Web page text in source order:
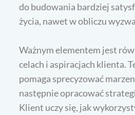
do budowania bardziej
życia, nawet w obliczu
Ważnym elementem jest
celach i aspiracjach klienta.
pomaga sprecyzować
następnie opracować
Klient uczy się, jak